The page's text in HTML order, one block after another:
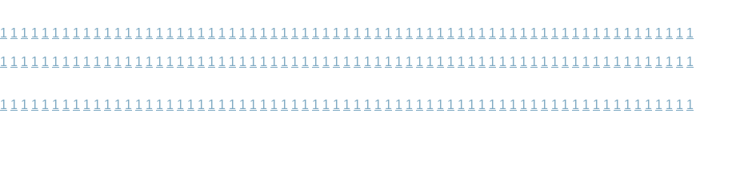
1 1 1 1 1 1 1 1 1 1 1 1 1 1 1 1 1 1 1 1 1 1 1 1 1 1 1 1 1 1 1 1 1 1 1 1 1 1 1 1 1 1 1 1 1 1 1 1 1 1 1 1 1 1 1 1 1 1 1 1 1 1 1 1 1 1 1
1 1 1 1 1 1 1 1 1 1 1 1 1 1 1 1 1 1 1 1 1 1 1 1 1 1 1 1 1 1 1 1 1 1 1 1 1 1 1 1 1 1 1 1 1 1 1 1 1 1 1 1 1 1 1 1 1 1 1 1 1 1 1 1 1 1 1
1 1 1 1 1 1 1 1 1 1 1 1 1 1 1 1 1 1 1 1 1 1 1 1 1 1 1 1 1 1 1 1 1 1 1 1 1 1 1 1 1 1 1 1 1 1 1 1 1 1 1 1 1 1 1 1 1 1 1 1 1 1 1 1 1 1 1